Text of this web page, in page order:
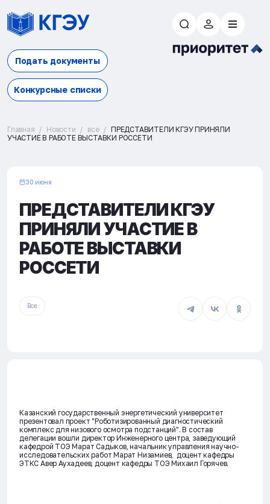
Подать документы
Конкурсные списки
Главная Новости все
ПРЕДСТАВИТЕЛИ КГЭУ ПРИНЯЛИ
УЧАСТИЕ В РАБОТЕ ВЫСТАВКИ РОССЕТИ
30 июня
ПРЕДСТАВИТЕЛИ КГЭУ
ПРИНЯЛИ УЧАСТИЕ В
РАБОТЕ ВЫСТАВКИ
РОССЕТИ
Все
Казанский государственный энергетический университет
презентовал проект "Роботизированный диагностический
комплекс для низового осмотра подстанций". В состав
делегации вошли директор Инженерного центра, заведующий
кафедрой ТОЭ Марат Садыков, начальник управления научно-
исследовательских работ Марат Низамиев, доцент кафедры
ЭТКС Авер Аухадеев, доцент кафедры ТОЭ Михаил Горячев.